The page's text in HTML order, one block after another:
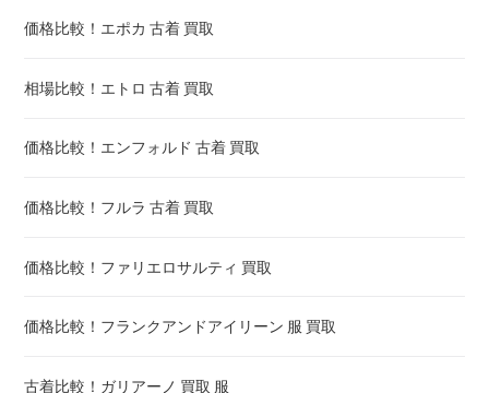
価格比較！エポカ 古着 買取
相場比較！エトロ 古着 買取
価格比較！エンフォルド 古着 買取
価格比較！フルラ 古着 買取
価格比較！ファリエロサルティ 買取
価格比較！フランクアンドアイリーン 服 買取
古着比較！ガリアーノ 買取 服